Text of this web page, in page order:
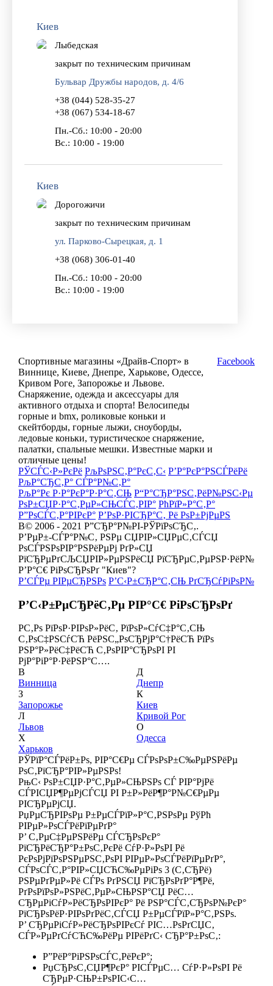
Киев
Лыбедская
закрыт по техническим причинам
Бульвар Дружбы народов, д. 4/6
+38 (044) 528-35-27
+38 (067) 534-18-67
Пн.-Сб.: 10:00 - 20:00
Вс.: 10:00 - 19:00
Киев
Дорогожичи
закрыт по техническим причинам
ул. Парково-Сырецкая, д. 1
+38 (068) 306-01-40
Пн.-Сб.: 10:00 - 20:00
Вс.: 10:00 - 19:00
Спортивные магазины «Драйв-Спорт» в
Виннице, Киеве, Днепре, Харькове, Одессе,
Кривом Роге, Запорожье и Львове.
Снаряжение, одежда и аксессуары для
активного отдыха и спорта! Велосипеды
горные и bmx, роликовые коньки и
скейтборды, горные лыжи, сноуборды,
ледовые коньки, туристическое снаряжение,
палатки, спальные мешки. Известные марки и
отличные цены!
Facebook
РЎСЃС‹Р»РєРё РљРѕРЅС‚Р°РєС‚С‹ Р’Р°РєР°РЅСЃРёРё
РљР°СЂС‚Р° СЃР°Р№С‚Р°
РљР°Рє Р·Р°РєР°Р·Р°С‚СЊ Р“Р°СЂР°РЅС‚РёР№РЅС‹Рµ
РѕР±СЏР·Р°С‚РµР»СЊСЃС‚РІР° РћРїР»Р°С‚Р°
Р”РѕСЃС‚Р°РІРєР° Р’РѕР·РІСЂР°С‚ Рё РѕР±РјРµРЅ
В© 2006 - 2021 Р”СЂР°Р№РІ-РЎРїРѕСЂС‚.
Р’РµР±-СЃР°Р№С‚ РЅРµ СЏРІР»СЏРµС‚СЃСЏ
РѕСЃРЅРѕРІР°РЅРёРµРј РґР»СЏ
РїСЂРµРґСЉСЏРІР»РµРЅРёСЏ РїСЂРµС‚РµРЅР·РёР№
Р’Р°С€ РіРѕСЂРѕРґ "Киев"?
Р’СЃРµ РІРµСЂРЅРѕ Р’С‹Р±СЂР°С‚СЊ РґСЂСѓРіРѕР№
Р’С‹Р±РµСЂРёС‚Рµ РІР°С€ РіРѕСЂРѕРґ
Р­С‚Рѕ РїРѕР·РІРѕР»РёС‚ РїРѕР»СѓС‡Р°С‚СЊ
С‚РѕС‡РЅСѓСЋ РёРЅС„РѕСЂРјР°С†РёСЋ РїРѕ
РЅР°Р»РёС‡РёСЋ С‚РѕРІР°СЂРѕРІ РІ
РјР°РіР°Р·РёРЅР°С….
В
Винница
З
Запорожье
Л
Львов
Х
Харьков
Д
Днепр
К
Киев
Кривой Рог
О
Одесса
РЎРїР°СЃРёР±Рѕ, РІР°С€Рµ СЃРѕРѕР±С‰РµРЅРёРµ
РѕС‚РїСЂР°РІР»РµРЅРѕ!
РњС‹ РѕР±СЏР·Р°С‚РµР»СЊРЅРѕ СЃ РІР°РјРё
СЃРІСЏР¶РµРјСЃСЏ РІ Р±Р»РёР¶Р°Р№С€РµРµ
РІСЂРµРјСЏ.
РџРµСЂРІРѕРµ Р±РµСЃРїР»Р°С‚РЅРѕРµ РўРћ
РІРµР»РѕСЃРёРїРµРґР°
Р’ С‚РµС‡РµРЅРёРµ СЃСЂРѕРєР°
РїСЂРёСЂР°Р±РѕС‚РєРё СѓР·Р»РѕРІ Рё
РєРѕРјРїРѕРЅРµРЅС‚РѕРІ РІРµР»РѕСЃРёРїРµРґР°,
СЃРѕСЃС‚Р°РІР»СЏСЋС‰РµРіРѕ 3 (С‚СЂРё)
РЅРµРґРµР»Рё СЃРѕ РґРЅСЏ РїСЂРѕРґР°Р¶Рё,
РґРѕРїРѕР»РЅРёС‚РµР»СЊРЅР°СЏ РёС…
СЂРµРіСѓР»РёСЂРѕРІРєР° Рё РЅР°СЃС‚СЂРѕР№РєР°
РїСЂРѕРёР·РІРѕРґРёС‚СЃСЏ Р±РµСЃРїР»Р°С‚РЅРѕ.
Р’ СЂРµРіСѓР»РёСЂРѕРІРєСѓ РІС…РѕРґСЏС‚
СЃР»РµРґСѓСЋС‰РёРµ РІРёРґС‹ СЂР°Р±РѕС‚:
Р”РёР°РіРЅРѕСЃС‚РёРєР°;
РџСЂРѕС‚СЏР¶РєР° РІСЃРµС… СѓР·Р»РѕРІ Рё
СЂРµР·СЊР±РѕРІС‹С…